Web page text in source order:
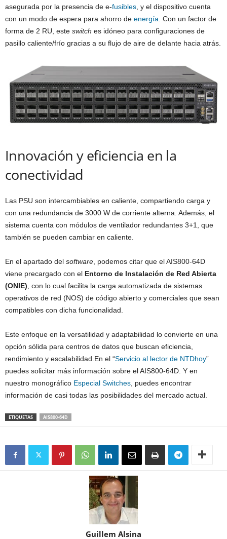
asegurada por la presencia de e-fusibles , y el dispositivo cuenta
con un modo de espera para ahorro de energía . Con un factor de
forma de 2 RU, este switch es idóneo para configuraciones de
pasillo caliente/frío gracias a su flujo de aire de delante hacia atrás.
Innovación y eficiencia en la
conectividad
Las PSU son intercambiables en caliente, compartiendo carga y
con una redundancia de 3000 W de corriente alterna. Además, el
sistema cuenta con módulos de ventilador redundantes 3+1, que
también se pueden cambiar en caliente.
En el apartado del software , podemos citar que el AIS800-64D
viene precargado con el Entorno de Instalación de Red Abierta
(ONIE) , con lo cual facilita la carga automatizada de sistemas
operativos de red (NOS) de código abierto y comerciales que sean
compatibles con dicha funcionalidad.
Este enfoque en la versatilidad y adaptabilidad lo convierte en una
opción sólida para centros de datos que buscan eficiencia,
rendimiento y escalabilidad.En el “Servicio al lector de NTDhoy”
puedes solicitar más información sobre el AIS800-64D. Y en
nuestro monográfico Especial Switches , puedes encontrar
información de casi todas las posibilidades del mercado actual.
ETIQUETAS AIS800-64D
Guillem Alsina